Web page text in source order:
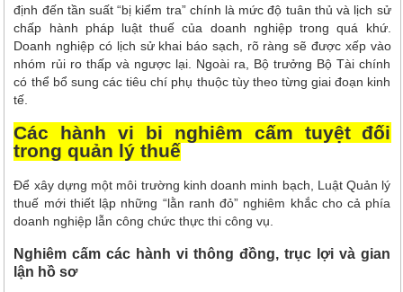
định đến tần suất “bị kiểm tra” chính là mức độ tuân thủ và lịch sử
chấp hành pháp luật thuế của doanh nghiệp trong quá khứ.
Doanh nghiệp có lịch sử khai báo sạch, rõ ràng sẽ được xếp vào
nhóm rủi ro thấp và ngược lại. Ngoài ra, Bộ trưởng Bộ Tài chính
có thể bổ sung các tiêu chí phụ thuộc tùy theo từng giai đoạn kinh
tế.
Các hành vi bị nghiêm cấm tuyệt đối
trong quản lý thuế
Để xây dựng một môi trường kinh doanh minh bạch, Luật Quản lý
thuế mới thiết lập những “lằn ranh đỏ” nghiêm khắc cho cả phía
doanh nghiệp lẫn công chức thực thi công vụ.
Nghiêm cấm các hành vi thông đồng, trục lợi và gian
lận hồ sơ